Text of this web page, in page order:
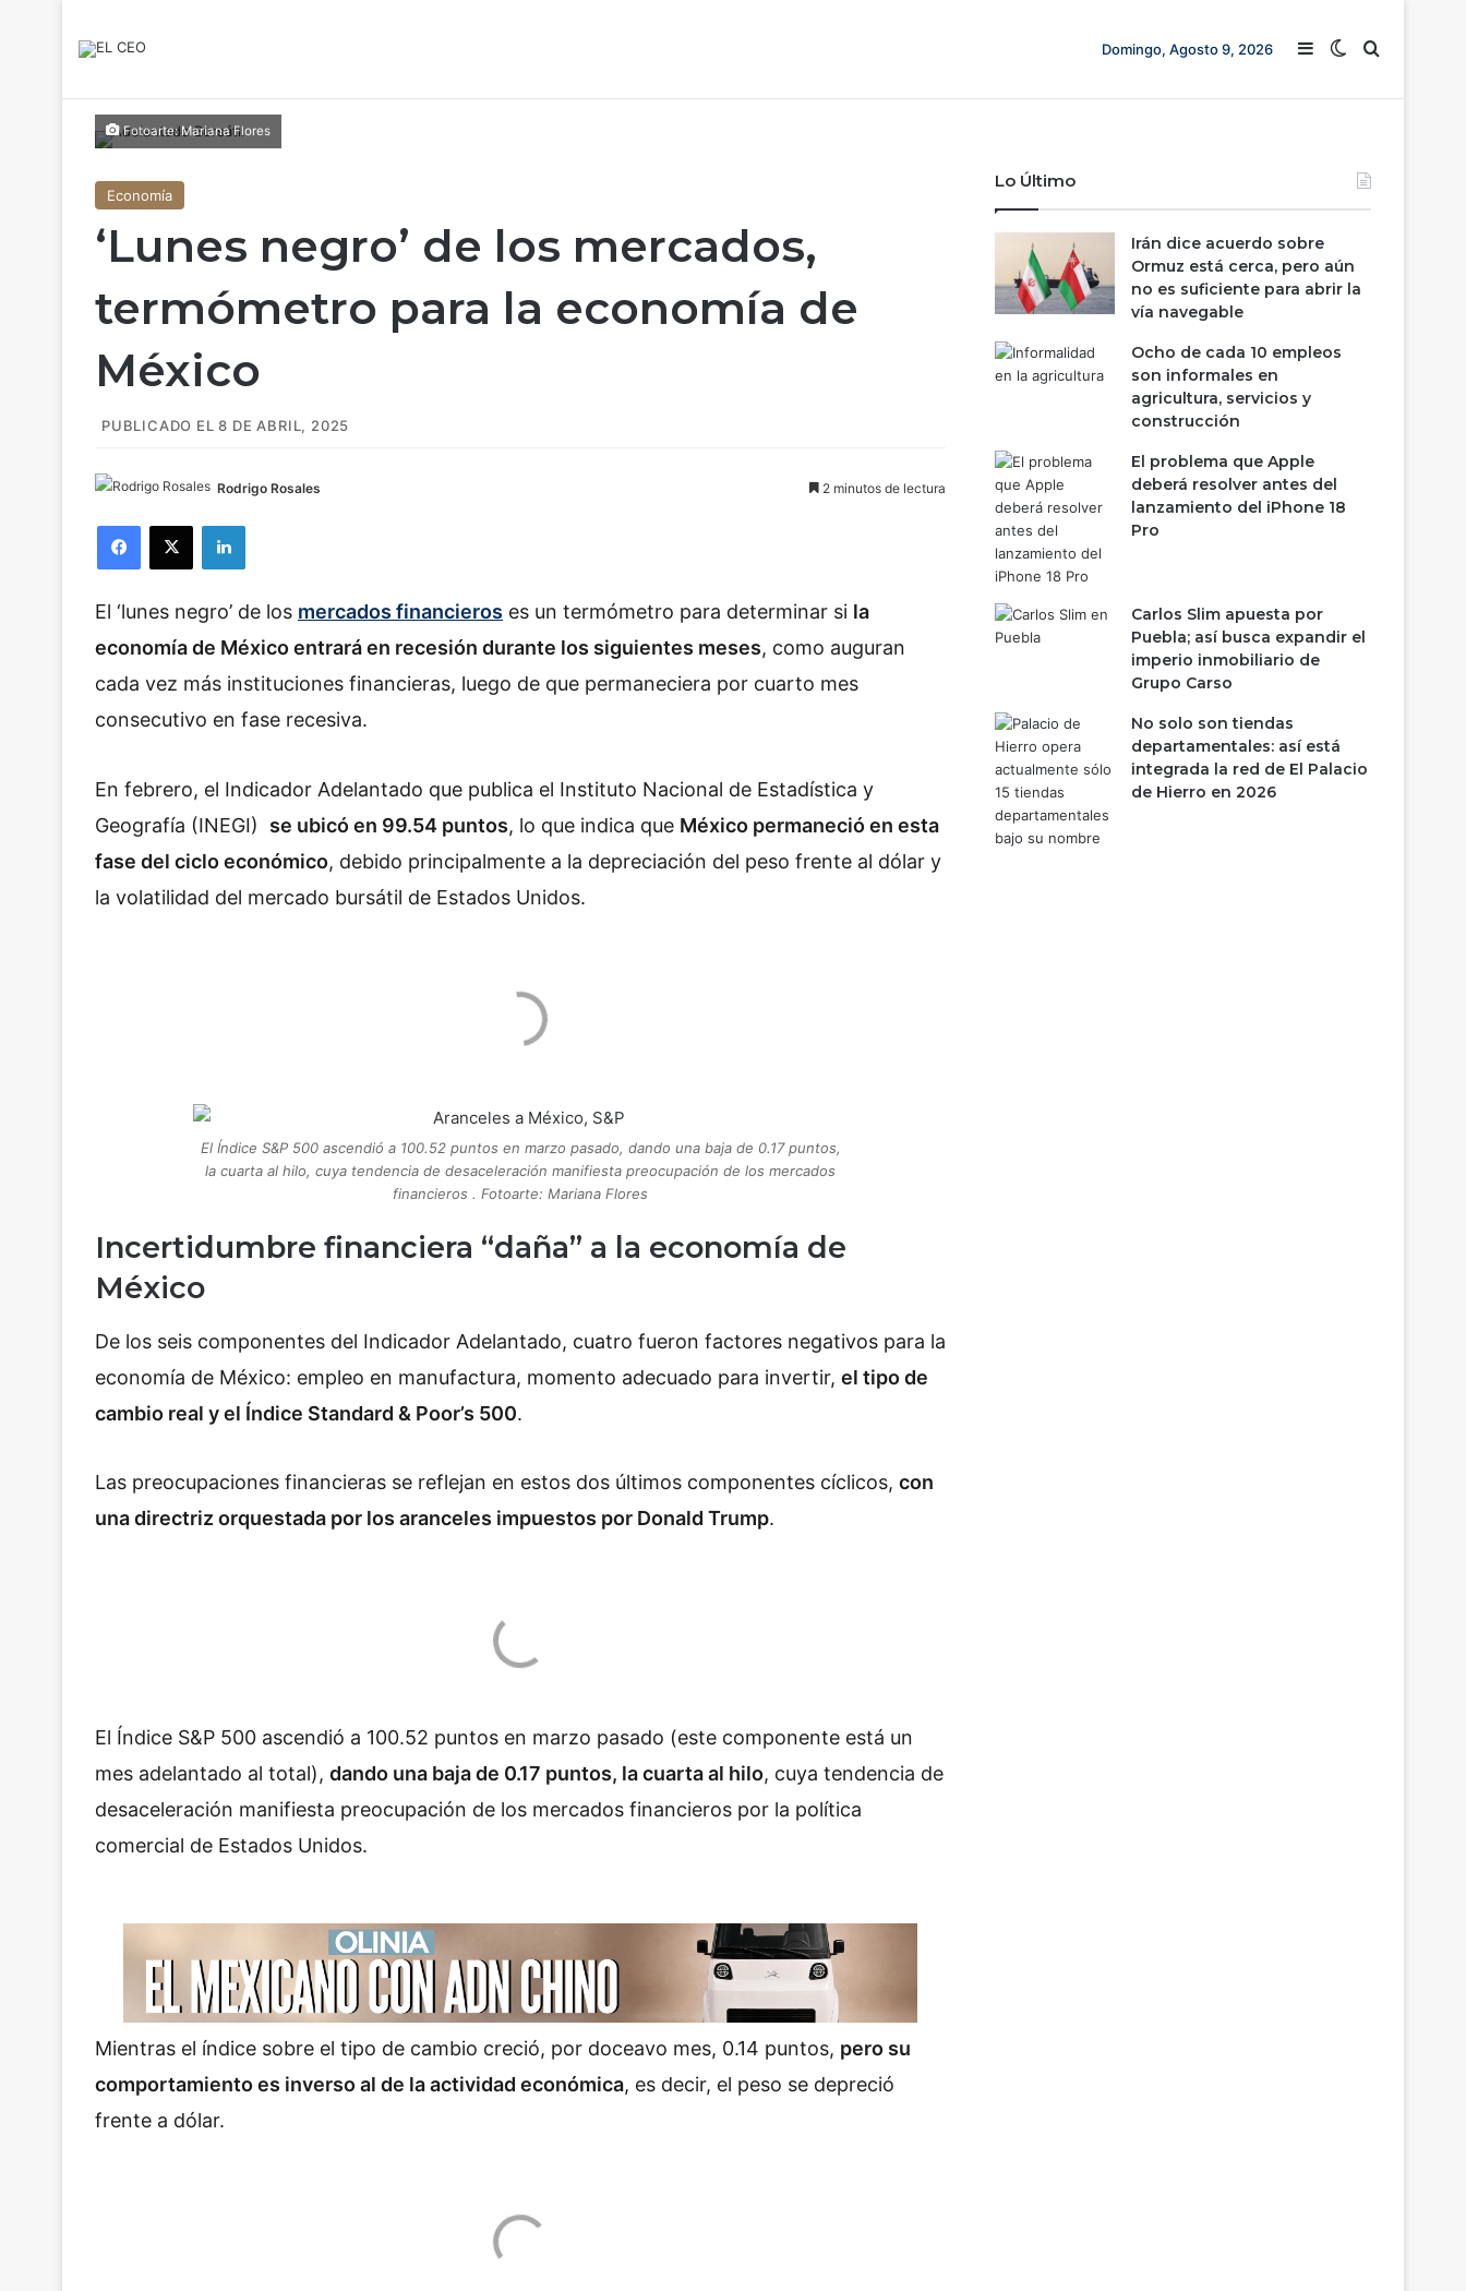
Domingo, Agosto 9, 2026 Barra lateral
Switch skin
Buscar
Fotoarte: Mariana Flores
Economía
‘Lunes negro’ de los mercados,
termómetro para la economía de
México
PUBLICADO EL 8 DE ABRIL, 2025
Rodrigo Rosales 2 minutos de lectura
El ‘lunes negro’ de los mercados financieros es un termómetro para determinar si la
economía de México entrará en recesión durante los siguientes meses, como auguran
cada vez más instituciones financieras, luego de que permaneciera por cuarto mes
consecutivo en fase recesiva.
En febrero, el Indicador Adelantado que publica el Instituto Nacional de Estadística y
Geografía (INEGI) se ubicó en 99.54 puntos, lo que indica que México permaneció en esta
fase del ciclo económico, debido principalmente a la depreciación del peso frente al dólar y
la volatilidad del mercado bursátil de Estados Unidos.
El Índice S&P 500 ascendió a 100.52 puntos en marzo pasado, dando una baja de 0.17 puntos,
la cuarta al hilo, cuya tendencia de desaceleración manifiesta preocupación de los mercados
financieros . Fotoarte: Mariana Flores
Incertidumbre financiera “daña” a la economía de
México
De los seis componentes del Indicador Adelantado, cuatro fueron factores negativos para la
economía de México: empleo en manufactura, momento adecuado para invertir, el tipo de
cambio real y el Índice Standard & Poor’s 500.
Las preocupaciones financieras se reflejan en estos dos últimos componentes cíclicos, con
una directriz orquestada por los aranceles impuestos por Donald Trump.
El Índice S&P 500 ascendió a 100.52 puntos en marzo pasado (este componente está un
mes adelantado al total), dando una baja de 0.17 puntos, la cuarta al hilo, cuya tendencia de
desaceleración manifiesta preocupación de los mercados financieros por la política
comercial de Estados Unidos.
Mientras el índice sobre el tipo de cambio creció, por doceavo mes, 0.14 puntos, pero su
comportamiento es inverso al de la actividad económica, es decir, el peso se depreció
frente a dólar.
Lo Último
Irán dice acuerdo sobre
Ormuz está cerca, pero aún
no es suficiente para abrir la
vía navegable
Ocho de cada 10 empleos
son informales en
agricultura, servicios y
construcción
El problema que Apple
deberá resolver antes del
lanzamiento del iPhone 18
Pro
Carlos Slim apuesta por
Puebla; así busca expandir el
imperio inmobiliario de
Grupo Carso
No solo son tiendas
departamentales: así está
integrada la red de El Palacio
de Hierro en 2026